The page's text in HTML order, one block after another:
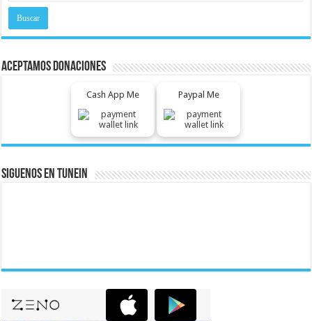
Aceptamos Donaciones
Cash App Me Paypal Me
Siguenos En Tunein